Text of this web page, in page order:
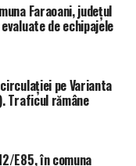
Faraoani, județul
de echipajele
pe Varianta
Traficul rămâne
E85, în comuna